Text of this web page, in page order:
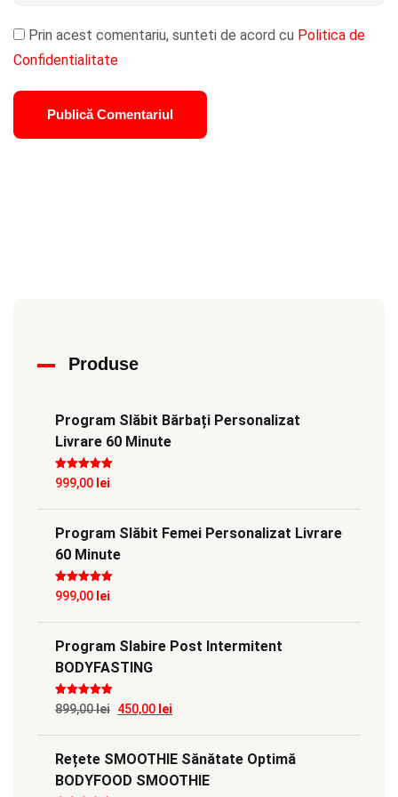
Prin acest comentariu, sunteti de acord cu Politica de
Confidentialitate
Produse
Program Slăbit Bărbați Personalizat
Livrare 60 Minute
Evaluat la5
din 5
999,00 lei
Program Slăbit Femei Personalizat Livrare
60 Minute
Evaluat la5
din 5
999,00 lei
Program Slabire Post Intermitent
BODYFASTING
Evaluat la5
din 5
899,00lei Prețul
inițial
a
fost:
450,00 lei
curent
este:
450,00 lei.
Rețete SMOOTHIE Sănătate Optimă
BODYFOOD SMOOTHIE